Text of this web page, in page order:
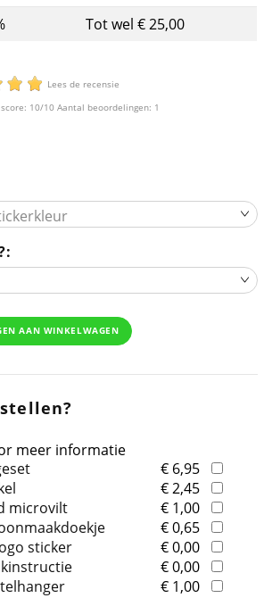
Tot wel € 25,00
Lees de recensie
10/10 Aantal beoordelingen: 1
AAN WINKELWAGEN
meer informatie
€ 6,95
€ 2,45
microvilt
€ 1,00
€ 0,65
sticker
€ 0,00
€ 0,00
€ 1,00